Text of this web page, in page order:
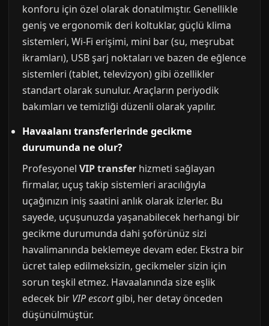
konforu için özel olarak donatılmıştır. Genellikle
geniş ve ergonomik deri koltuklar, güçlü klima
sistemleri, Wi-Fi erişimi, mini bar (su, meşrubat
ikramları), USB şarj noktaları ve bazen de eğlence
sistemleri (tablet, televizyon) gibi özellikler
standart olarak sunulur. Araçların periyodik
bakımları ve temizliği düzenli olarak yapılır.
Havaalanı transferlerinde gecikme
durumunda ne olur?
Profesyonel VIP transfer hizmeti sağlayan
firmalar, uçuş takip sistemleri aracılığıyla
uçağınızın iniş saatini anlık olarak izlerler. Bu
sayede, uçuşunuzda yaşanabilecek herhangi bir
gecikme durumunda dahi şoförünüz sizi
havalimanında beklemeye devam eder. Ekstra bir
ücret talep edilmeksizin, gecikmeler sizin için
sorun teşkil etmez. Havaalanında size eşlik
edecek bir VIP escortgibi, her detay önceden
düşünülmüştür.